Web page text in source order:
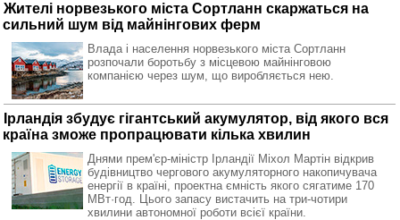
Жителі норвезького міста Сортланн скаржаться на
сильний шум від майнінгових ферм
Влада і населення норвезького міста Сортланн
розпочали боротьбу з місцевою майнінговою
компанією через шум, що виробляється нею.
Ірландія збудує гігантський акумулятор, від якого вся
країна зможе пропрацювати кілька хвилин
Днями прем'єр-міністр Ірландії Міхол Мартін відкрив
будівництво чергового акумуляторного накопичувача
енергії в країні, проектна ємність якого сягатиме 170
МВт·год. Цього запасу вистачить на три-чотири
хвилини автономної роботи всієї країни.